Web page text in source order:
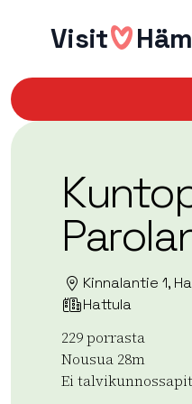
sisältöönVisit
Kinnalantie 1,
Hattula
229 porrasta
Nousua 28m
Ei